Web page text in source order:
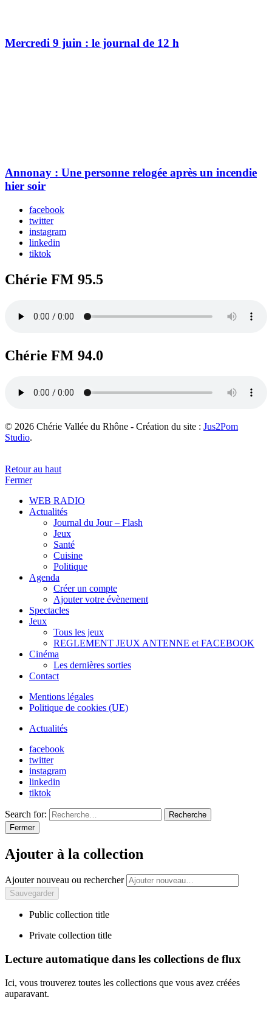
Mercredi 9 juin : le journal de 12 h
Annonay : Une personne relogée après un incendie
hier soir
facebook
twitter
instagram
linkedin
tiktok
Chérie FM 95.5
Chérie FM 94.0
© 2026 Chérie Vallée du Rhône - Création du site : Jus2Pom
Studio.
Retour au haut
Fermer
WEB RADIO
Actualités
Journal du Jour – Flash
Jeux
Santé
Cuisine
Politique
Agenda
Créer un compte
Ajouter votre évènement
Spectacles
Jeux
Tous les jeux
REGLEMENT JEUX ANTENNE et FACEBOOK
Cinéma
Les dernières sorties
Contact
Mentions légales
Politique de cookies (UE)
Actualités
facebook
twitter
instagram
linkedin
tiktok
Search for:
Recherche
Fermer
Ajouter à la collection
Ajouter nouveau ou rechercher
Public collection title
Private collection title
Lecture automatique dans les collections de flux
Ici, vous trouverez toutes les collections que vous avez créées
auparavant.